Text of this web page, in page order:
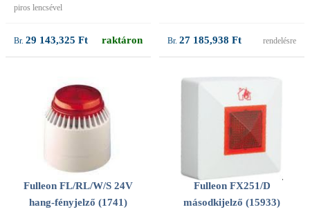
piros lencsével
29 143,325 Ft raktáron 27 185,938 Ft rendelésre
Fulleon FL/RL/W/S 24V
hang-fényjelző (1741)
Fulleon FX251/D
másodkijelző (15933)